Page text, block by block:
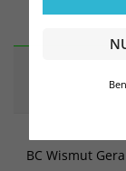
BC Wismut